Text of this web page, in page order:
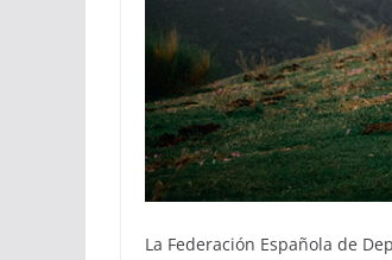
La Federación Española de